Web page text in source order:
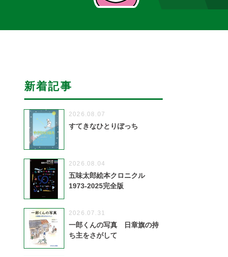
新着記事
2026.08.07
すてきなひとりぼっち
2026.08.04
五味太郎絵本クロニクル
1973-2025完全版
2026.07.31
一郎くんの写真 日章旗の持
ち主をさがして